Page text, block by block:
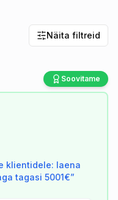
Näita filtreid
Soovitame
klientidele: laena
tagasi 5001€”